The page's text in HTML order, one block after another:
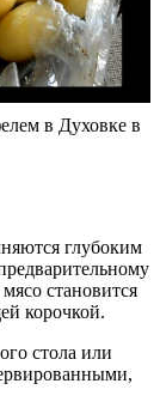
в Духовке в
глубоким
становится
корочкой.
стола или